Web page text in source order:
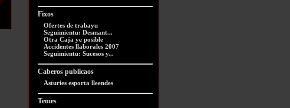
Fixos
Ofertes de trabayu
Seguimientu: Desmant...
Otra Caja ye posible
Accidentes llaborales 2007
Seguimientu: Sucesos y...
Caberos publicaos
Asturies esporta lleendes
Temes